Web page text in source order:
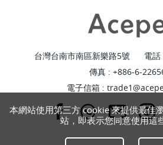
台灣台南市南區新樂路5號 電話
傳真 : +886-6-
電子信箱 :
本網站使用第三方 cookie 來提供最佳
站，即表示您同意使用這